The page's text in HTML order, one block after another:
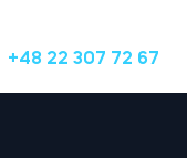
+48 22 307 72 67